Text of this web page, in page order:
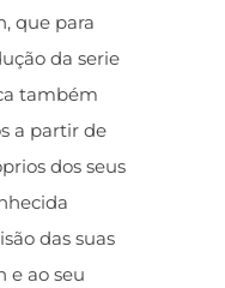
que para
da serie
também
a partir de
dos seus
das suas
e ao seu